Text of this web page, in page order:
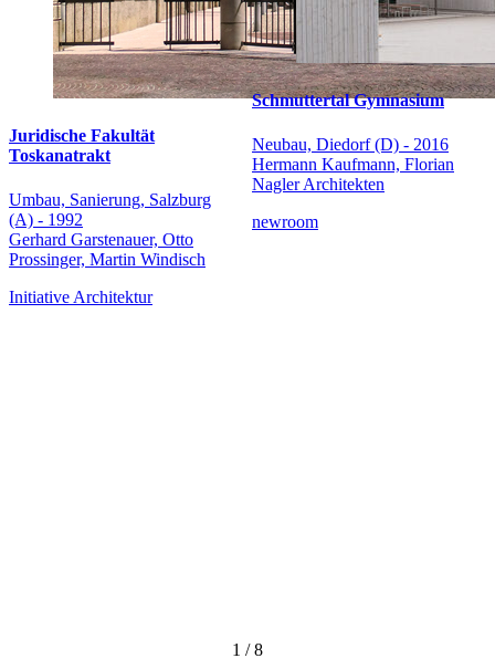
1 /8
Juridische Fakultät
Toskanatrakt
Umbau, Sanierung, Salzburg
(A) - 1992
Gerhard Garstenauer, Otto
Prossinger, Martin Windisch
Initiative Architektur
Schmuttertal Gymnasium
Neubau, Diedorf (D) - 2016
Hermann Kaufmann, Florian
Nagler Architekten
newroom